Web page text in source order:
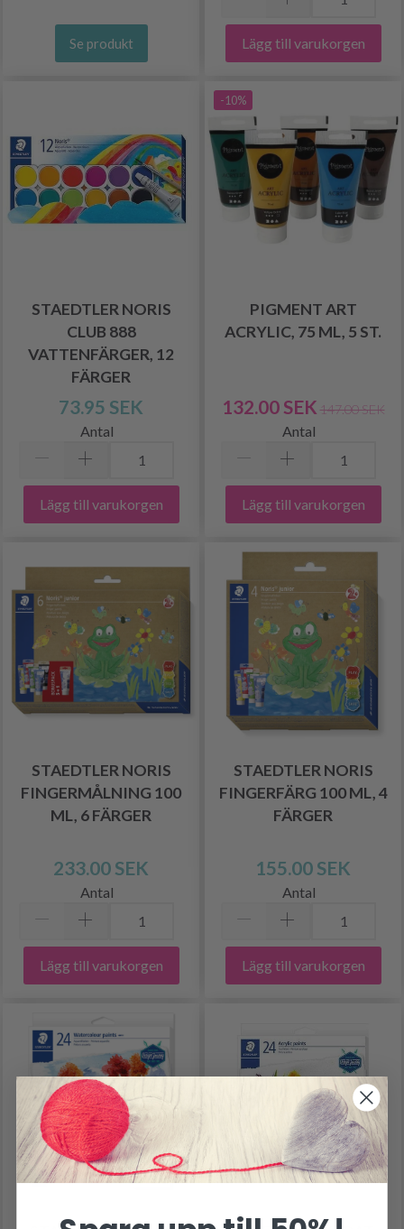
Se produkt Lägg till varukorgen
STAEDTLER NORIS
CLUB 888
VATTENFÄRGER, 12
FÄRGER
73.95 SEK
Antal
Lägg till varukorgen
-10%
PIGMENT ART
ACRYLIC, 75 ML, 5 ST.
132.00 SEK 147.00 SEK
Antal
Lägg till varukorgen
STAEDTLER NORIS
FINGERMÅLNING 100
ML, 6 FÄRGER
233.00 SEK
Antal
Lägg till varukorgen
STAEDTLER NORIS
FINGERFÄRG 100 ML, 4
FÄRGER
155.00 SEK
Antal
Lägg till varukorgen